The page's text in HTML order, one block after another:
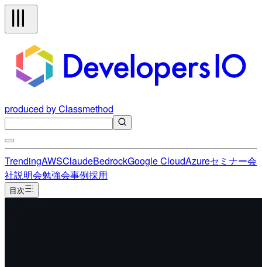
produced by Classmethod
TrendingAWSClaudeBedrockGoogle CloudAzureセミナー会
社説明会勉強会事例採用
目次